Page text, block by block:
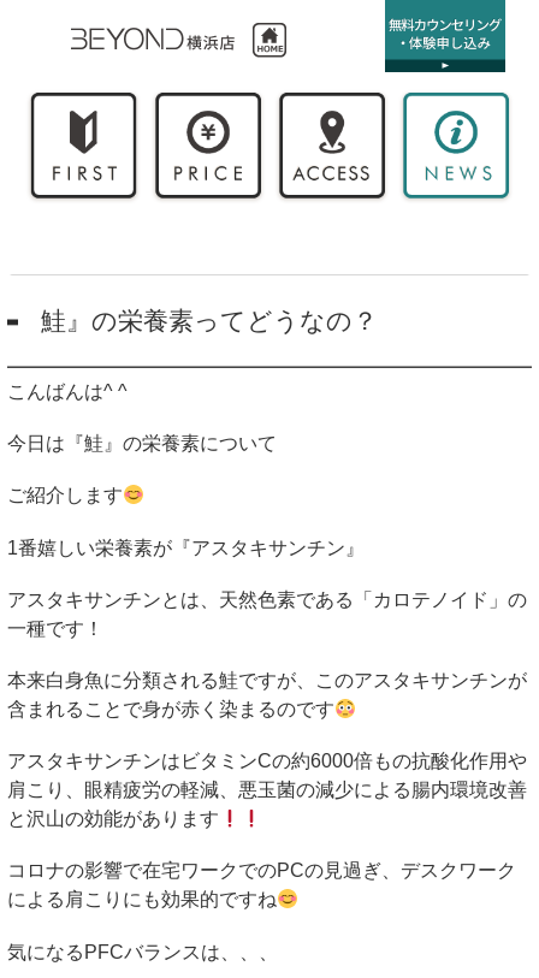
鮭』の栄養素ってどうなの？
こんばんは^ ^
今日は『鮭』の栄養素について
ご紹介します
1番嬉しい栄養素が『アスタキサンチン』
アスタキサンチンとは、天然色素である「カロテノイド」の
一種です！
本来白身魚に分類される鮭ですが、このアスタキサンチンが
含まれることで身が赤く染まるのです
アスタキサンチンはビタミンCの約6000倍もの抗酸化作用や
肩こり、眼精疲労の軽減、悪玉菌の減少による腸内環境改善
と沢山の効能があります
コロナの影響で在宅ワークでのPCの見過ぎ、デスクワーク
による肩こりにも効果的ですね
気になる PFCバランスは、、、